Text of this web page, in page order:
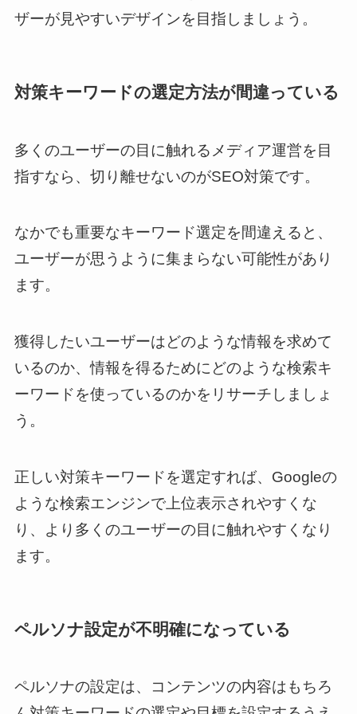
ザーが見やすいデザインを目指しましょう。
対策キーワードの選定方法が間違っている
多くのユーザーの目に触れるメディア運営を目
指すなら、切り離せないのがSEO対策です。
なかでも重要なキーワード選定を間違えると、
ユーザーが思うように集まらない可能性があり
ます。
獲得したいユーザーはどのような情報を求めて
いるのか、情報を得るためにどのような検索キ
ーワードを使っているのかをリサーチしましょ
う。
正しい対策キーワードを選定すれば、Googleの
ような検索エンジンで上位表示されやすくな
り、より多くのユーザーの目に触れやすくなり
ます。
ペルソナ設定が不明確になっている
ペルソナの設定は、コンテンツの内容はもちろ